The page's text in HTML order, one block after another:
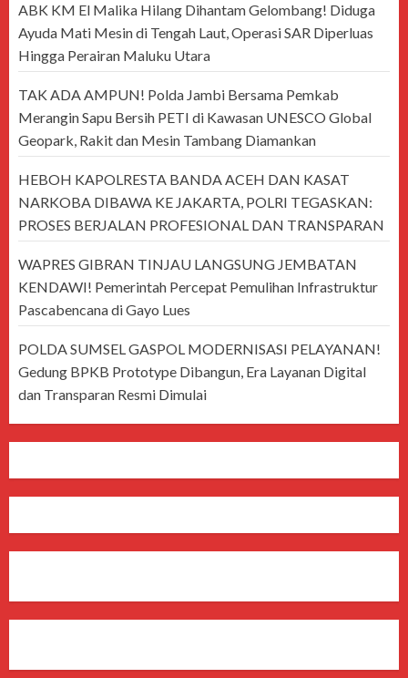
ABK KM El Malika Hilang Dihantam Gelombang! Diduga
Ayuda Mati Mesin di Tengah Laut, Operasi SAR Diperluas
Hingga Perairan Maluku Utara
TAK ADA AMPUN! Polda Jambi Bersama Pemkab
Merangin Sapu Bersih PETI di Kawasan UNESCO Global
Geopark, Rakit dan Mesin Tambang Diamankan
HEBOH KAPOLRESTA BANDA ACEH DAN KASAT
NARKOBA DIBAWA KE JAKARTA, POLRI TEGASKAN:
PROSES BERJALAN PROFESIONAL DAN TRANSPARAN
WAPRES GIBRAN TINJAU LANGSUNG JEMBATAN
KENDAWI! Pemerintah Percepat Pemulihan Infrastruktur
Pascabencana di Gayo Lues
POLDA SUMSEL GASPOL MODERNISASI PELAYANAN!
Gedung BPKB Prototype Dibangun, Era Layanan Digital
dan Transparan Resmi Dimulai